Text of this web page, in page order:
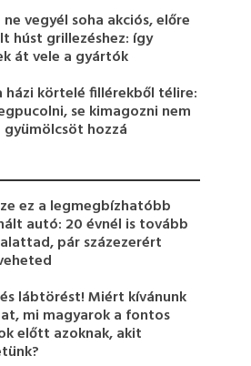
ne vegyél soha akciós, előre
húst grillezéshez: így
át vele a gyártók
házi körtelé fillérekből télire:
se kimagozni nem
gyümölcsöt hozzá
ez a legmegbízhatóbb
autó: 20 évnél is tovább
pár százezerért
lábtörést! Miért kívánunk
mi magyarok a fontos
előtt azoknak, akit